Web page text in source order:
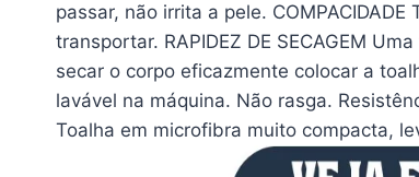
passar, não irrita a pele.
transportar. RAPIDEZ DE SECAGEM
secar o corpo eficazmente colocar a
lavável na máquina. Não rasga.
Toalha em microfibra muito compacta,